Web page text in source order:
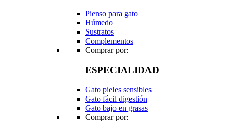
Pienso para gato
Húmedo
Sustratos
Complementos
Comprar por:
ESPECIALIDAD
Gato pieles sensibles
Gato fácil digestión
Gato bajo en grasas
Comprar por: